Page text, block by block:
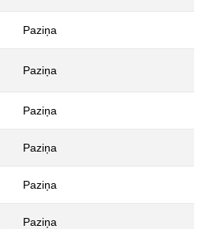
Paziņa
Paziņa
Paziņa
Paziņa
Paziņa
Paziņa